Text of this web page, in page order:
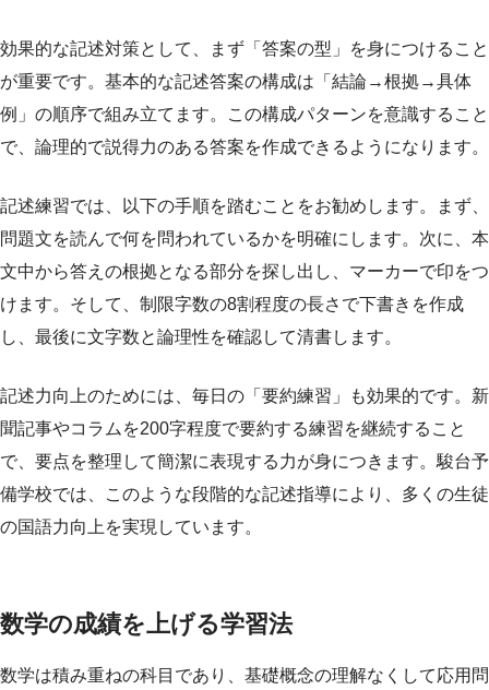
効果的な記述対策として、まず「答案の型」を身につけること
が重要です。基本的な記述答案の構成は「結論→根拠→具体
例」の順序で組み立てます。この構成パターンを意識すること
で、論理的で説得力のある答案を作成できるようになります。
記述練習では、以下の手順を踏むことをお勧めします。まず、
問題文を読んで何を問われているかを明確にします。次に、本
文中から答えの根拠となる部分を探し出し、マーカーで印をつ
けます。そして、制限字数の8割程度の長さで下書きを作成
し、最後に文字数と論理性を確認して清書します。
記述力向上のためには、毎日の「要約練習」も効果的です。新
聞記事やコラムを200字程度で要約する練習を継続すること
で、要点を整理して簡潔に表現する力が身につきます。駿台予
備学校では、このような段階的な記述指導により、多くの生徒
の国語力向上を実現しています。
数学の成績を上げる学習法
数学は積み重ねの科目であり、基礎概念の理解なくして応用問